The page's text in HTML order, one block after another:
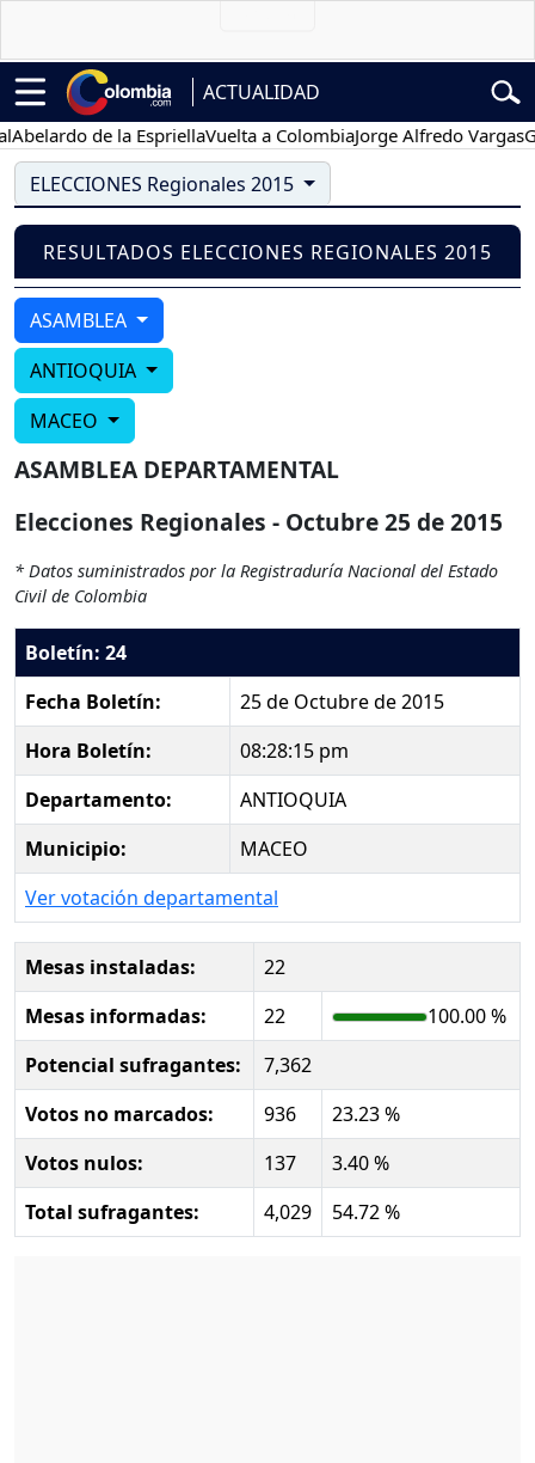
ACTUALIDAD
de la EspriellaVuelta a ColombiaJorge Alfredo Vargas
ELECCIONES Regionales 2015
RESULTADOS ELECCIONES REGIONALES 2015
ASAMBLEA
ANTIOQUIA
MACEO
ASAMBLEA DEPARTAMENTAL
Elecciones Regionales - Octubre 25 de 2015
* Datos suministrados por la Registraduría Nacional del Estado
Civil de Colombia
Boletín: 24
Fecha Boletín:
25 de Octubre de 2015
Hora Boletín:
08:28:15 pm
Departamento:
ANTIOQUIA
Municipio:
MACEO
Ver votación departamental
Mesas instaladas:
22
Mesas informadas:
22
100.00 %
Potencial sufragantes:
7,362
Votos no marcados:
936
23.23 %
Votos nulos:
137
3.40 %
Total sufragantes:
4,029 54.72 %